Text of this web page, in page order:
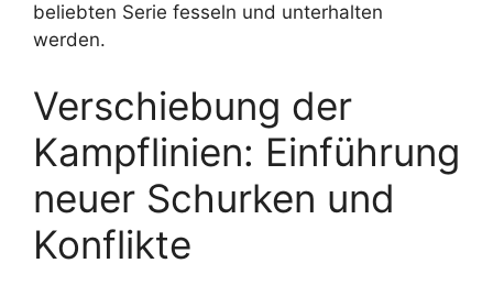
beliebten Serie fesseln und unterhalten
werden.
Verschiebung der
Kampflinien: Einführung
neuer Schurken und
Konflikte